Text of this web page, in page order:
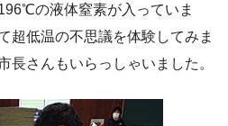
の液体窒素が入っていま
超低温の不思議を体験してみま
長さんもいらっしゃいました。